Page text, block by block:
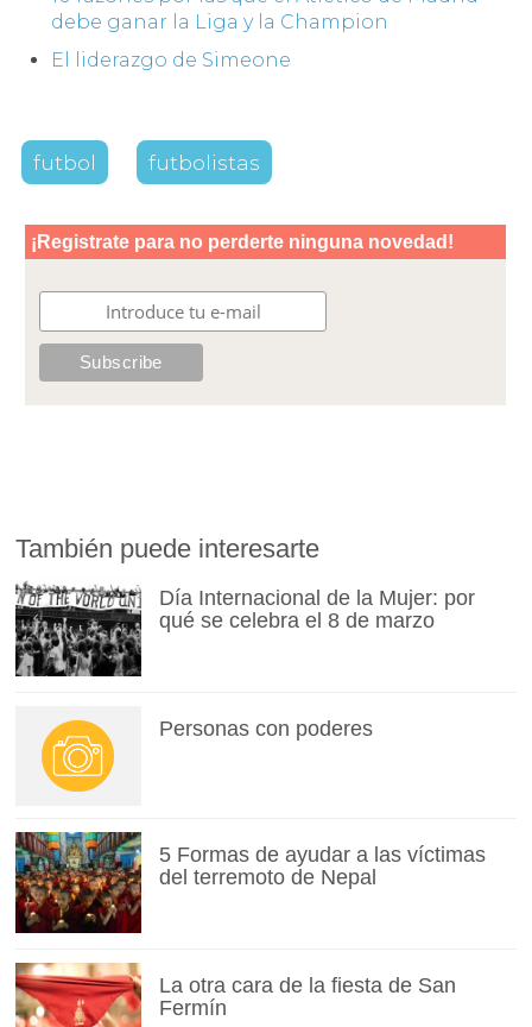
debe ganar la Liga y la Champion
El liderazgo de Simeone
futbol futbolistas
También puede interesarte
Día Internacional de la Mujer: por
qué se celebra el 8 de marzo
Personas con poderes
5 Formas de ayudar a las víctimas
del terremoto de Nepal
La otra cara de la fiesta de San
Fermín